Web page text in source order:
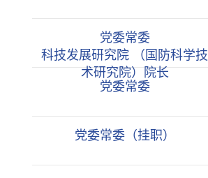
党委常委
科技发展研究院 （国防科学技
术研究院）院长
党委常委
党委常委（挂职）